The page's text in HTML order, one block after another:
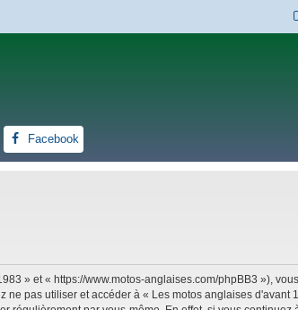
Facebook
» et « https://www.motos-anglaises.com/phpBB3 »),
pas utiliser et accéder à « Les motos anglaises d'avant